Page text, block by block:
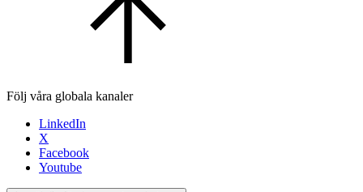
Följ våra globala kanaler
LinkedIn
X
Facebook
Youtube